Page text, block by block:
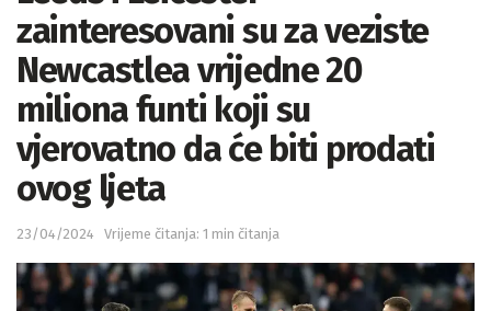
zainteresovani su za veziste
Newcastlea vrijedne 20
miliona funti koji su
vjerovatno da će biti prodati
ovog ljeta
23/04/2024 Vrijeme čitanja: 1 min čitanja